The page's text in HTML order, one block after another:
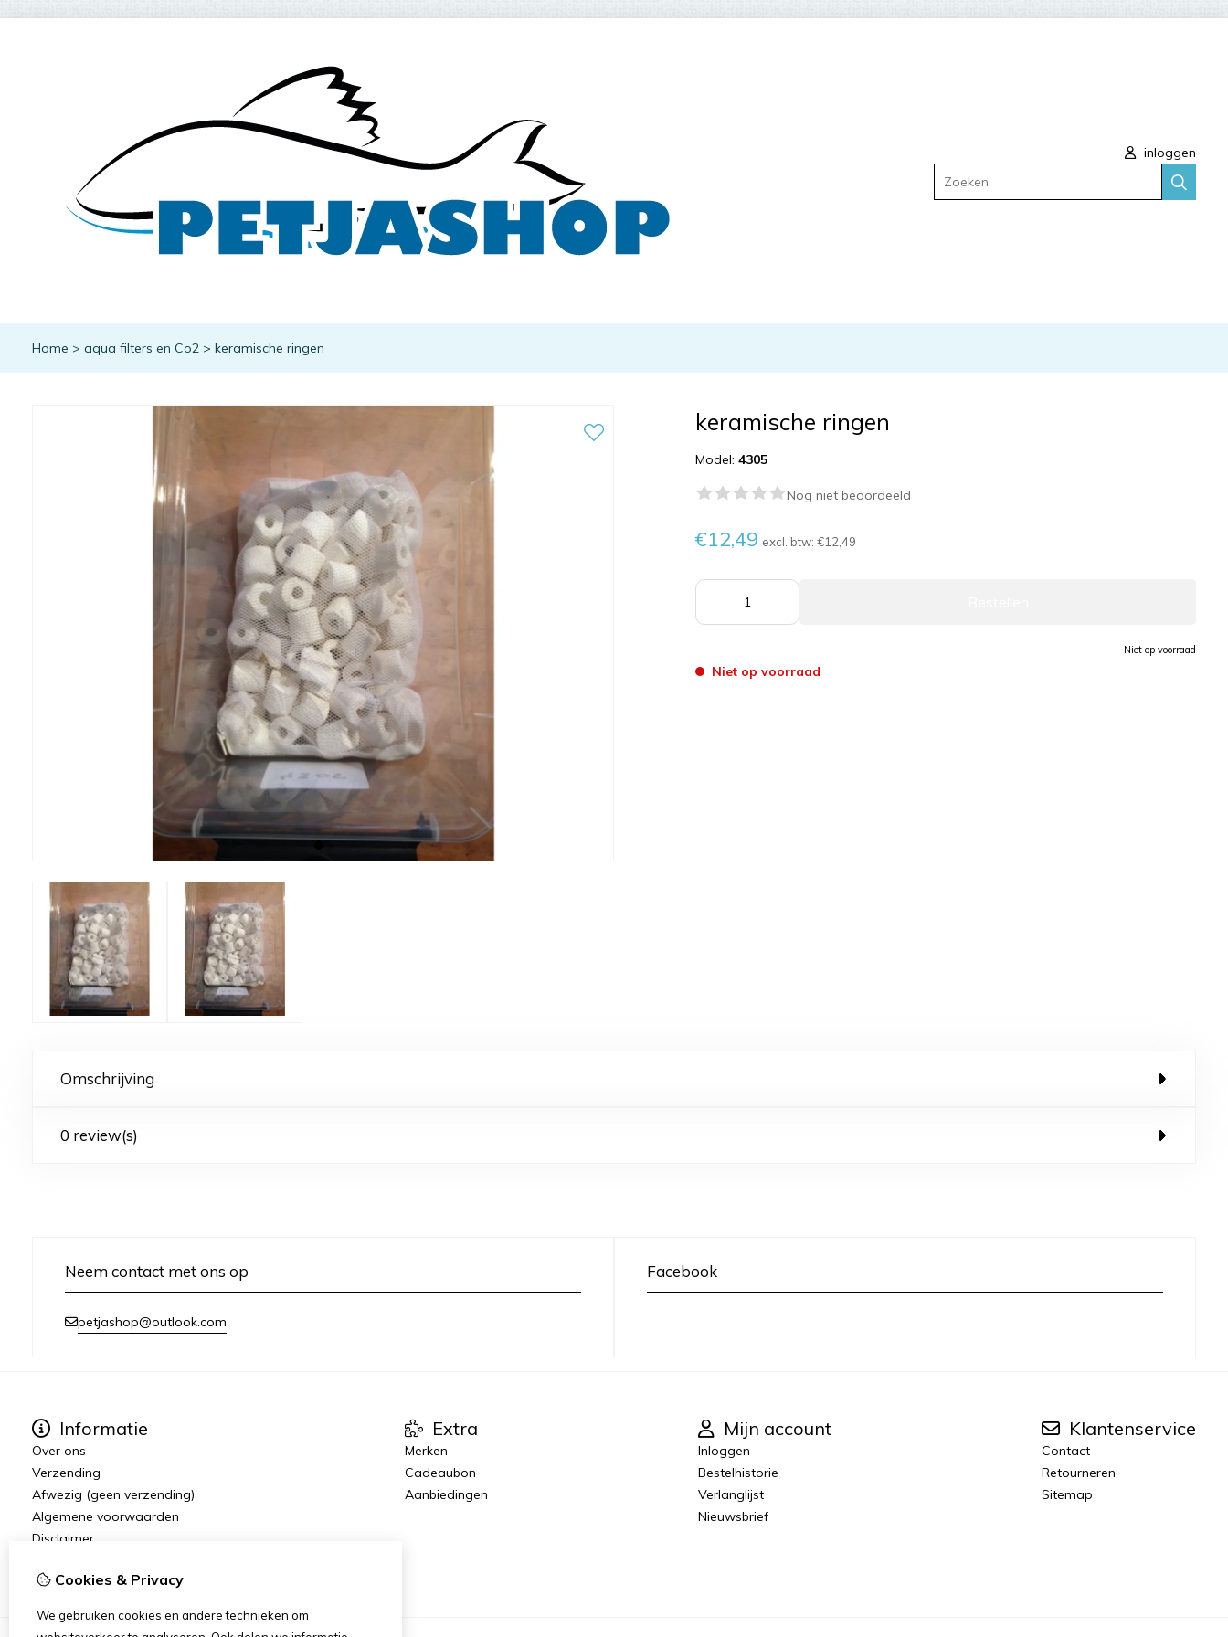
inloggen
Zoeken
Home > aqua filters en Co2 > keramische ringen
keramische ringen
Model:4305
Nog niet beoordeeld
€12,49 excl. btw:€12,49
Niet op voorraad
Niet op voorraad
Omschrijving
0 review(s)
Neem contact met ons op
petjashop@outlook.com
Facebook
Informatie
Over ons
Verzending
Afwezig (geen verzending)
Algemene voorwaarden
Disclaimer
Extra
Merken
Cadeaubon
Aanbiedingen
Mijn account
Inloggen
Bestelhistorie
Verlanglijst
Nieuwsbrief
Klantenservice
Contact
Retourneren
Sitemap
Cookies & Privacy
We gebruiken cookies en andere technieken om